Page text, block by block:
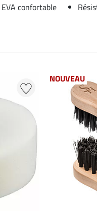
confortable
NOUVEAU